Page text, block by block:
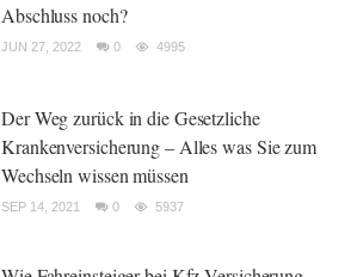
Abschluss noch?
JUN 27, 2022 0 4995
Der Weg zurück in die Gesetzliche
Krankenversicherung – Alles was Sie zum
Wechseln wissen müssen
SEP 14, 2021 0 5937